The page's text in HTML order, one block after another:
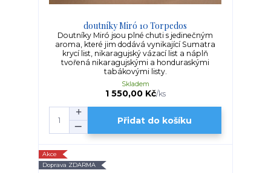
doutníky Miró 10 Torpedos
Doutníky Miró jsou plné chuti s jedinečným
aroma, které jim dodává vynikající Sumatra
krycí list, nikaragujský vázací list a náplň
tvořená nikaragujskými a honduraskými
tabákovými listy.
1 550,00 Kč/ks
Skladem
Přidat do košíku
Akce
Doprava ZDARMA